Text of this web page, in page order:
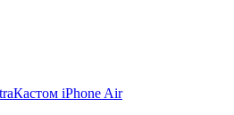
Кастом iPhone Air